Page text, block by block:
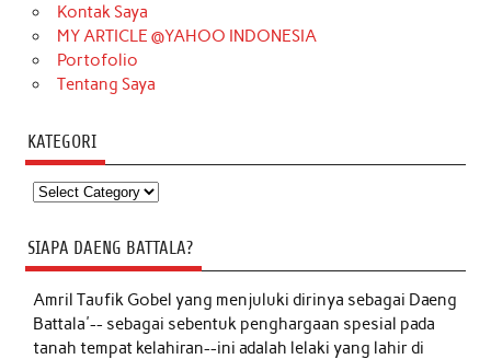
Kontak Saya
MY ARTICLE @YAHOO INDONESIA
Portofolio
Tentang Saya
KATEGORI
Kategori
SIAPA DAENG BATTALA?
Amril Taufik Gobelyang menjuluki dirinya sebagai Daeng
Battala'-- sebagai sebentuk penghargaan spesial pada
tanah tempat kelahiran--ini adalah lelaki yang lahir di